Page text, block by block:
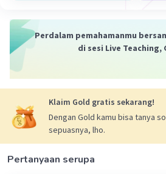
Perdalam pemahamanmu
di sesi Live Teaching,
Klaim Gold gratis sekarang!
Dengan Gold kamu bisa tanya
sepuasnya, lho.
Pertanyaan serupa